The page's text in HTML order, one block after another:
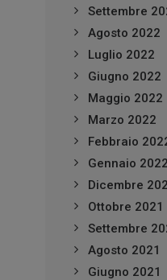
Settembre
Agosto 2022
Luglio 2022
Giugno 2022
Maggio 2022
Marzo 2022
Febbraio
Gennaio 2022
Dicembre
Ottobre 2021
Settembre
Agosto 2021
Giugno 2021